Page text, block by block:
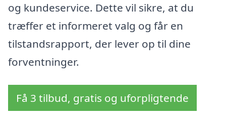
og kundeservice. Dette vil sikre, at du
træffer et informeret valg og får en
tilstandsrapport, der lever op til dine
forventninger.
Få 3 tilbud, gratis og uforpligtende